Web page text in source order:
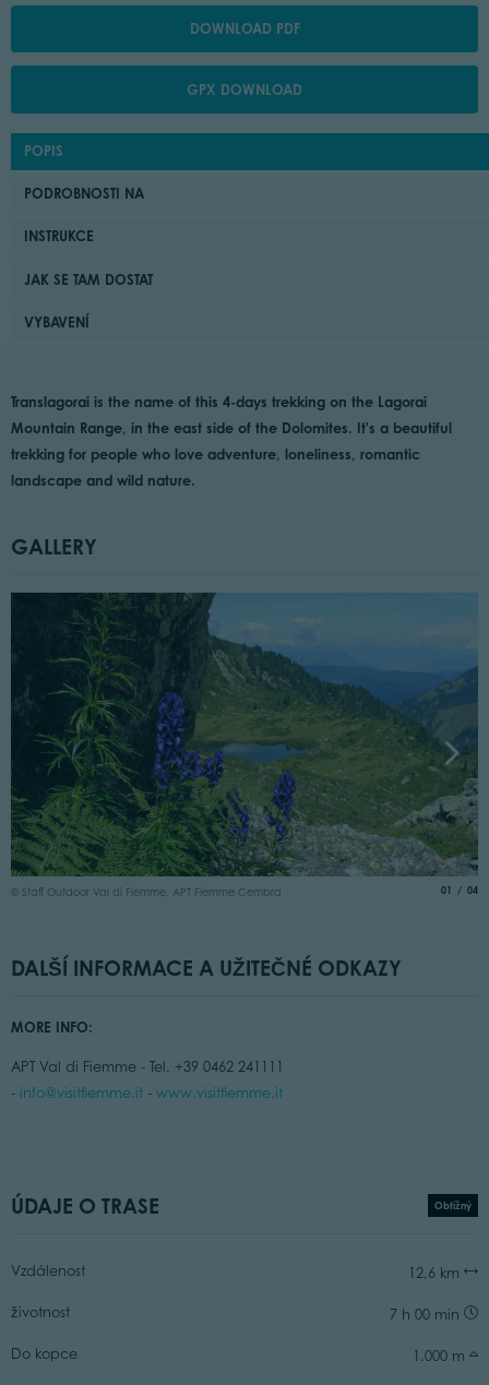
DOWNLOAD PDF
GPX DOWNLOAD
POPIS
PODROBNOSTI NA
INSTRUKCE
JAK SE TAM DOSTAT
VYBAVENÍ
Translagorai is the name of this 4-days trekking on the Lagorai
Mountain Range, in the east side of the Dolomites. It's a beautiful
trekking for people who love adventure, loneliness, romantic
landscape and wild nature.
GALLERY
© Staff Outdoor Val di Fiemme, APT Fiemme Cembra 01 of
04
DALŠÍ INFORMACE A UŽITEČNÉ ODKAZY
MORE INFO:
APT Val di Fiemme - Tel. +39 0462 241111
- info@visitfiemme.it- www.visitfiemme.it
ÚDAJE O TRASE Obtížný
Vzdálenost 12,6 km
životnost 7 h 00 min
Do kopce 1.000 m